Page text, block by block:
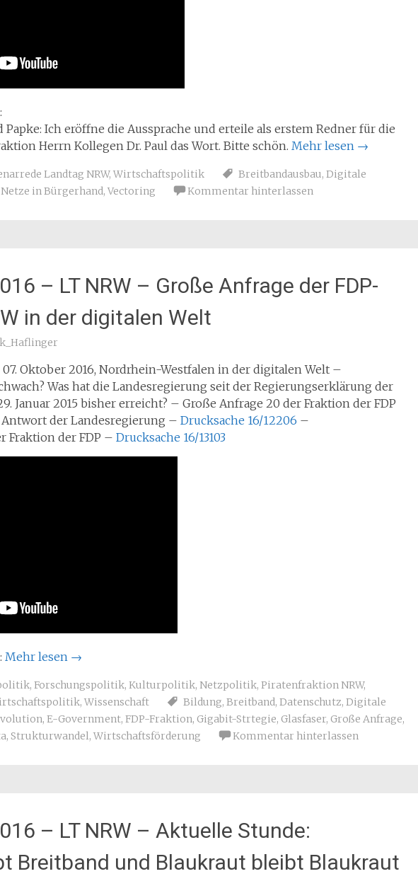
Papke: Ich eröffne die Aussprache und erteile als erstem Redner für die
Herrn Kollegen Dr. Paul das Wort. Bitte schön. Mehr lesen →
Landtag NRW, Wirtschaftspolitik Breitbandausbau, Digitale
Netze in Bürgerhand, Vectoring Kommentar hinterlassen
– LT NRW – Große Anfrage der FDP-
in der digitalen Welt
07. Oktober 2016, Nordrhein-Westfalen in der digitalen Welt –
Was hat die Landesregierung seit der Regierungserklärung der
Januar 2015 bisher erreicht? – Große Anfrage 20 der Fraktion der FDP
der Landesregierung – Drucksache 16/12206 –
Fraktion der FDP – Drucksache 16/13103
Mehr lesen →
, Forschungspolitik, Kulturpolitik, Netzpolitik, Piratenfraktion NRW,
, Wissenschaft Bildung, Breitband, Datenschutz, Digitale
, E-Government, FDP-Fraktion, Gigabit-Strtegie, Glasfaser, Große Anfrage,
, Strukturwandel, Wirtschaftsförderung Kommentar hinterlassen
– LT NRW – Aktuelle Stunde:
Breitband und Blaukraut bleibt Blaukraut